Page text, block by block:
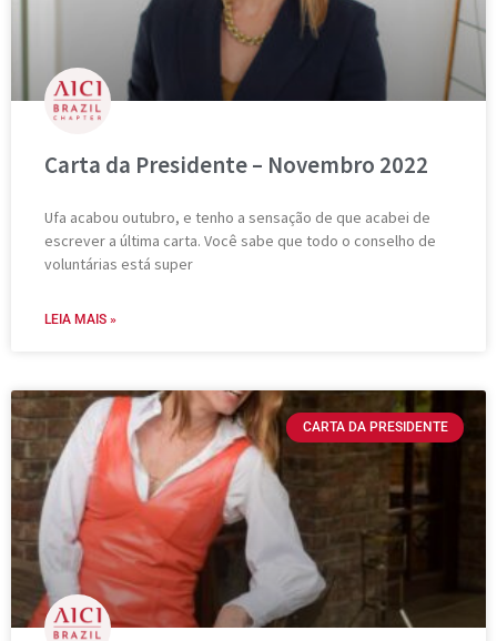
Carta da Presidente – Novembro 2022
Ufa acabou outubro, e tenho a sensação de que acabei de
escrever a última carta. Você sabe que todo o conselho de
voluntárias está super
LEIA MAIS »
CARTA DA PRESIDENTE